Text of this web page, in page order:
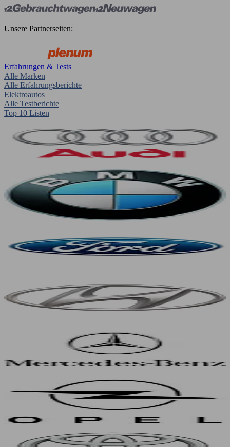
Unsere Partnerseiten:
Erfahrungen & Tests
Alle Marken
Alle Erfahrungsberichte
Elektroautos
Alle Testberichte
Top 10 Listen